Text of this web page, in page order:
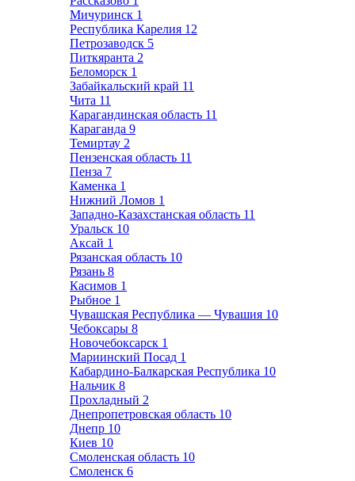
Мичуринск 1
Республика Карелия 12
Петрозаводск 5
Питкяранта 2
Беломорск 1
Забайкальский край 11
Чита 11
Карагандинская область 11
Караганда 9
Темиртау 2
Пензенская область 11
Пенза 7
Каменка 1
Нижний Ломов 1
Западно-Казахстанская область 11
Уральск 10
Аксай 1
Рязанская область 10
Рязань 8
Касимов 1
Рыбное 1
Чувашская Республика — Чувашия 10
Чебоксары 8
Новочебоксарск 1
Мариинский Посад 1
Кабардино-Балкарская Республика 10
Нальчик 8
Прохладный 2
Днепропетровская область 10
Днепр 10
Киев 10
Смоленская область 10
Смоленск 6